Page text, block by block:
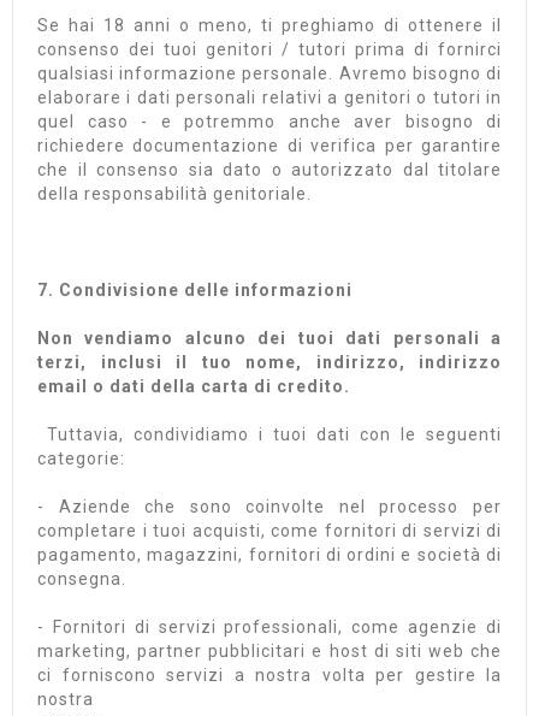
Se hai 18 anni o meno, ti preghiamo di ottenere il
consenso dei tuoi genitori / tutori prima di fornirci
qualsiasi informazione personale. Avremo bisogno di
elaborare i dati personali relativi a genitori o tutori in
quel caso - e potremmo anche aver bisogno di
richiedere documentazione di verifica per garantire
che il consenso sia dato o autorizzato dal titolare
della responsabilità genitoriale.
7. Condivisione delle informazioni
Non vendiamo alcuno dei tuoi dati personali a
terzi, inclusi il tuo nome, indirizzo, indirizzo
email o dati della carta di credito.
Tuttavia, condividiamo i tuoi dati con le seguenti
categorie:
- Aziende che sono coinvolte nel processo per
completare i tuoi acquisti, come fornitori di servizi di
pagamento, magazzini, fornitori di ordini e società di
consegna.
- Fornitori di servizi professionali, come agenzie di
marketing, partner pubblicitari e host di siti web che
ci forniscono servizi a nostra volta per gestire la
nostra